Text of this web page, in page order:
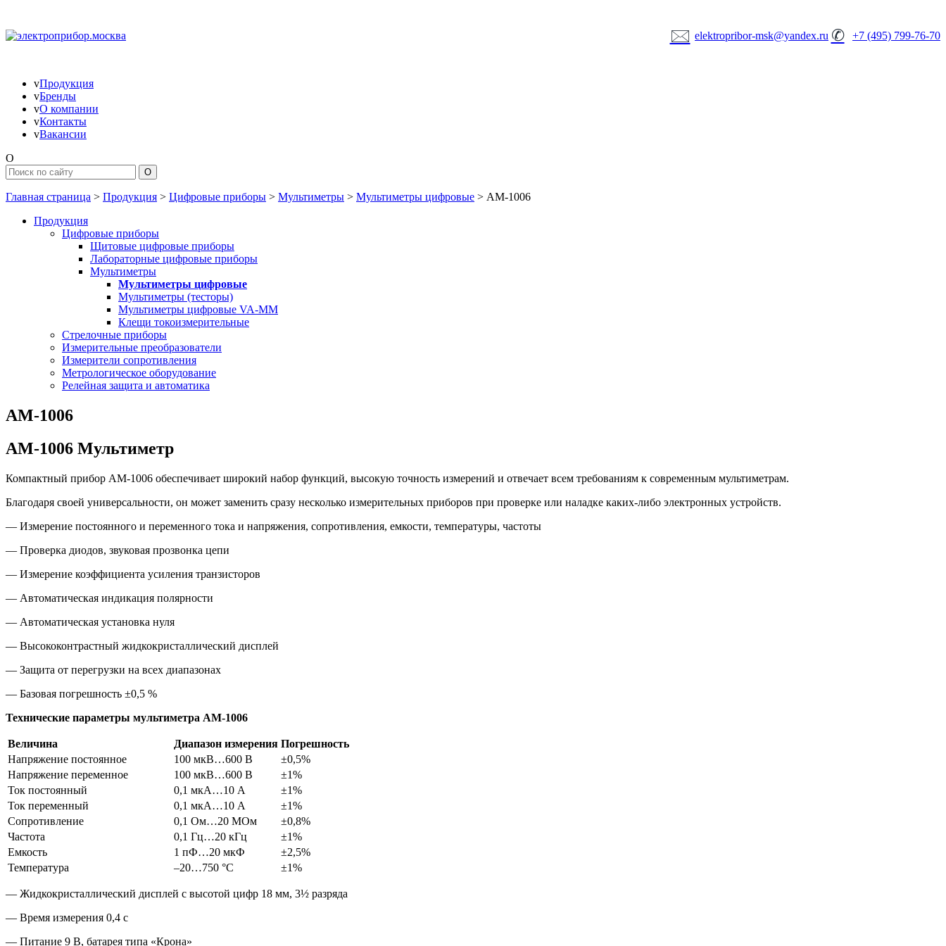
🖂 elektropribor-msk@yandex.ru ✆ +7 (495) 799-76-70
vПродукция
vБренды
vО компании
vКонтакты
vВакансии
O
Главная страница > Продукция > Цифровые приборы > Мультиметры > Мультиметры цифровые > АМ-1006
Продукция
Цифровые приборы
Щитовые цифровые приборы
Лабораторные цифровые приборы
Мультиметры
Мультиметры цифровые
Мультиметры (тесторы)
Мультиметры цифровые VA-MM
Клещи токоизмерительные
Стрелочные приборы
Измерительные преобразователи
Измерители сопротивления
Метрологическое оборудование
Релейная защита и автоматика
АМ-1006
АМ-1006 Мультиметр
Компактный прибор АМ-1006 обеспечивает широкий набор функций, высокую точность измерений и отвечает всем требованиям к современным мультиметрам.
Благодаря своей универсальности, он может заменить сразу несколько измерительных приборов при проверке или наладке каких-либо электронных устройств.
— Измерение постоянного и переменного тока и напряжения, сопротивления, емкости, температуры, частоты
— Проверка диодов, звуковая прозвонка цепи
— Измерение коэффициента усиления транзисторов
— Автоматическая индикация полярности
— Автоматическая установка нуля
— Высококонтрастный жидкокристаллический дисплей
— Защита от перегрузки на всех диапазонах
— Базовая погрешность ±0,5 %
Технические параметры мультиметра АМ-1006
Величина Диапазон измерения Погрешность
Напряжение постоянное
100 мкВ…600 В
±0,5%
Напряжение переменное
100 мкВ…600 В
±1%
Ток постоянный
0,1 мкА…10 А
±1%
Ток переменный
0,1 мкА…10 А
±1%
Сопротивление
0,1 Ом…20 МОм
±0,8%
Частота
0,1 Гц…20 кГц
±1%
Емкость
1 пФ…20 мкФ
±2,5%
Температура
–20…750 °С ±1%
— Жидкокристаллический дисплей с высотой цифр 18 мм, 3½ разряда
— Время измерения 0,4 с
— Питание 9 В, батарея типа «Крона»